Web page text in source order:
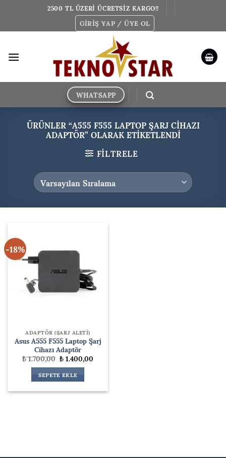
2500 TL ÜZERİ ÜCRETSİZ KARGO!!
GIRIŞ YAP / ÜYE OL
WHATSAPP
ÜRÜNLER “A555 F555 LAPTOP ŞARJ CIHAZI
ADAPTÖR” OLARAK ETIKETLENDI
FILTRELE
-18%
ADAPTÖR (ŞARJ ALETİ)
Asus A555 F555 Laptop Şarj
Cihazı Adaptör
₺1.700,00Orijinal
fiyat:
₺ 1.700,00.
₺1.400,00
SEPETE EKLE